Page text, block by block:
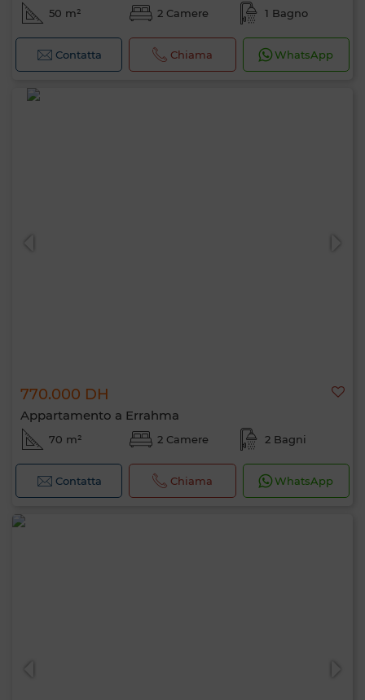
50 m² 2 Camere 1 Bagno
Contatta Chiama WhatsApp
770.000 DH
Appartamento a Errahma
70 m² 2 Camere 2 Bagni
Contatta Chiama WhatsApp